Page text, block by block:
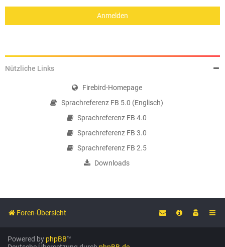
Nützliche Links
Firebird-Homepage
Sprachreferenz FB 5.0 (Englisch)
Sprachreferenz FB 4.0
Sprachreferenz FB 3.0
Sprachreferenz FB 2.5
Downloads
Foren-Übersicht
Powered by phpBB™